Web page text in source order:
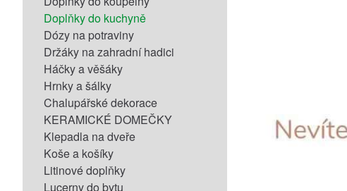
Doplňky do kuchyně
Dózy na potraviny
Držáky na zahradní hadici
Háčky a věšáky
Hrnky a šálky
Chalupářské dekorace
KERAMICKÉ DOMEČKY
Klepadla na dveře
Koše a košíky
Litinové doplňky
Lucerny do bytu